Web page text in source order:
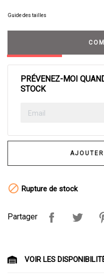
Guide des tailles
PRÉVENEZ-MOI
STOCK
 Rupture de stock
Partager
VOIR LES